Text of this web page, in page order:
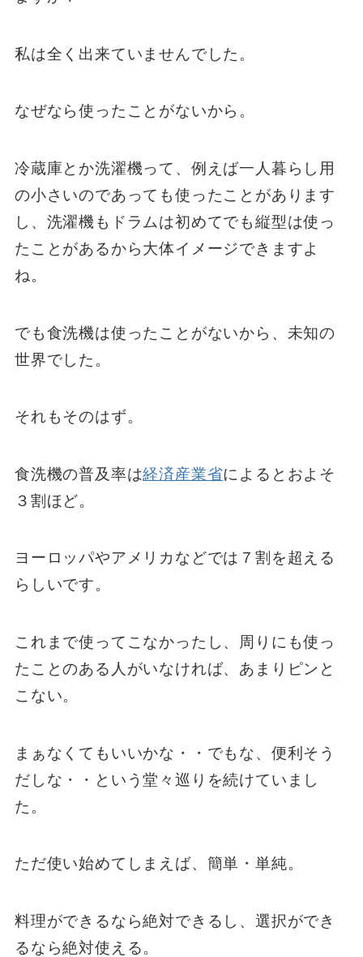
私は全く出来ていませんでした。
なぜなら使ったことがないから。
冷蔵庫とか洗濯機って、例えば一人暮らし用
の小さいのであっても使ったことがあります
し、洗濯機もドラムは初めてでも縦型は使っ
たことがあるから大体イメージできますよ
ね。
でも食洗機は使ったことがないから、未知の
世界でした。
それもそのはず。
食洗機の普及率は経済産業省によるとおよそ
３割ほど。
ヨーロッパやアメリカなどでは７割を超える
らしいです。
これまで使ってこなかったし、周りにも使っ
たことのある人がいなければ、あまりピンと
こない。
まぁなくてもいいかな・・でもな、便利そう
だしな・・という堂々巡りを続けていまし
た。
ただ使い始めてしまえば、簡単・単純。
料理ができるなら絶対できるし、選択ができ
るなら絶対使える。